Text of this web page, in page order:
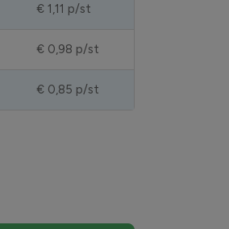
€ 1,11 p/st
€ 0,98 p/st
€ 0,85 p/st